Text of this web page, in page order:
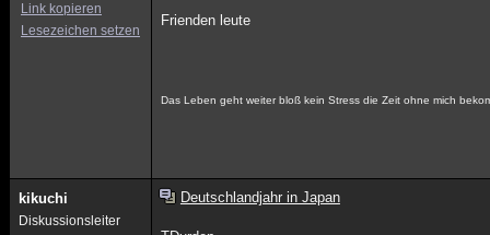
Link kopieren
Lesezeichen setzen
Frienden leute
Das Leben geht weiter bloß kein Stress die Zeit ohne mich
kikuchi
Diskussionsleiter
Deutschlandjahr in Japan